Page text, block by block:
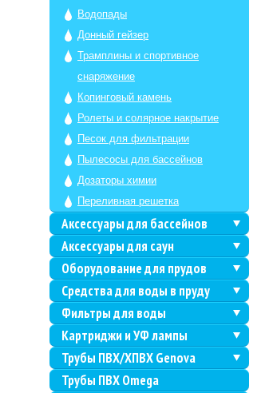
Водопады
Донный гейзер
Трамплины и спортивное
снаряжение
Копинговый камень
Ролеты и солярное накрытие
Песок для фильтрации
Пылесосы для бассейнов
Дозаторы химии
Переливная решетка
Аксессуары для бассейнов
Аксессуары для саун
Оборудование для прудов
Средства для воды в пруду
Фильтры для воды
Картриджи и УФ лампы
Трубы ПВХ/ХПВХ Genova
Трубы ПВХ Omega